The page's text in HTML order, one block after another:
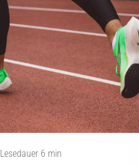
Lesedauer 6 min